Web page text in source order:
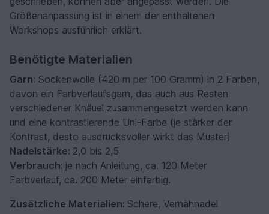
Größenanpassung ist in einem der enthaltenen
Workshops ausführlich erklärt.
Benötigte Materialien
Garn: Sockenwolle (420 m per 100 Gramm) in 2 Farben,
davon ein Farbverlaufsgarn, das auch aus Resten
verschiedener Knäuel zusammengesetzt werden kann
und eine kontrastierende Uni-Farbe (je stärker der
Kontrast, desto ausdrucksvoller wirkt das Muster)
Nadelstärke: 2,0 bis 2,5
Verbrauch: je nach Anleitung, ca. 120 Meter
Farbverlauf, ca. 200 Meter einfarbig.
Zusätzliche Materialien: Schere, Vernähnadel